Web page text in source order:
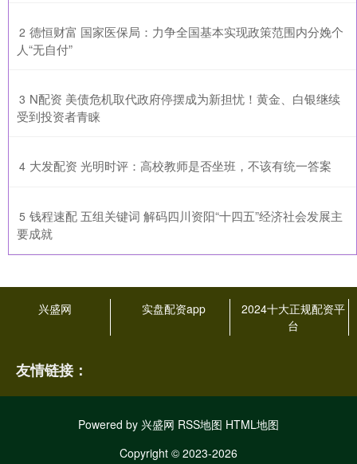
2 ​德恒财富 国家医保局：力争全国基本实现政策范围内分娩个
人“无自付”
3 ​N配资 美债危机取代政府停摆成为新担忧！黄金、白银继续
受到投资者青睐
4 ​大发配资 光明时评：高校教师是否坐班，不该有统一答案
5 ​钱程速配 五组关键词 解码四川资阳“十四五”经济社会发展主
要成就
兴盛网 实盘配资app
2024十大正规配资平
台
友情链接：
Powered by 兴盛网 RSS地图 HTML地图
Copyright © 2023-2026